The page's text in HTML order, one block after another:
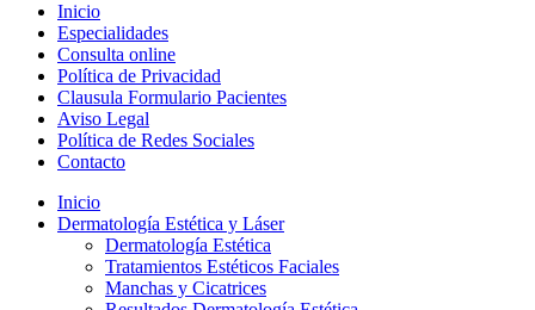
Inicio
Especialidades
Consulta online
Política de Privacidad
Clausula Formulario Pacientes
Aviso Legal
Política de Redes Sociales
Contacto
Inicio
Dermatología Estética y Láser
Dermatología Estética
Tratamientos Estéticos Faciales
Manchas y Cicatrices